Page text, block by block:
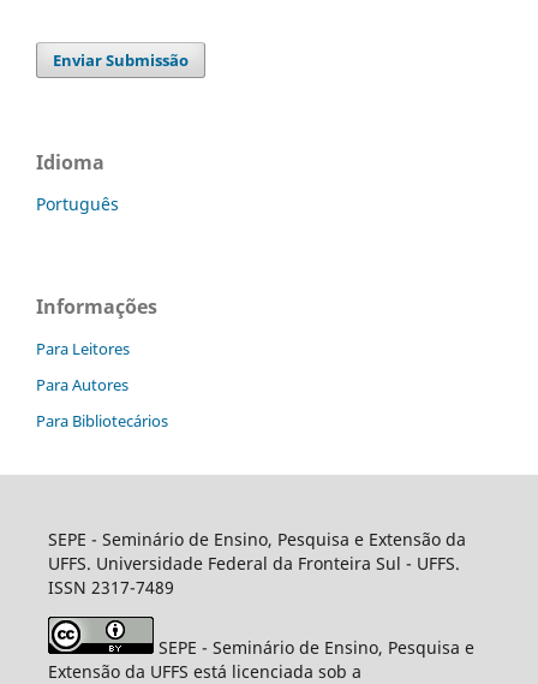
Enviar Submissão
Idioma
Português
Informações
Para Leitores
Para Autores
Para Bibliotecários
SEPE - Seminário de Ensino, Pesquisa e Extensão da
UFFS. Universidade Federal da Fronteira Sul - UFFS.
ISSN 2317-7489
SEPE - Seminário de Ensino, Pesquisa e
Extensão da UFFS está licenciada sob a